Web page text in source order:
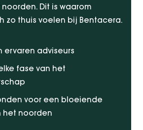
Dit is waarom
zo thuis voelen bij Bentacera.
ervaren adviseurs
fase van het
voor een bloeiende
het noorden